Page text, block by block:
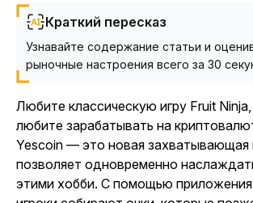
Краткий пересказ
Узнавайте содержание статьи и
рыночные настроения всего за 30
Любите классическую игру Fruit Ninja,
любите зарабатывать на
Yescoin — это новая захватывающая
позволяет одновременно
этими хобби. С помощью приложения